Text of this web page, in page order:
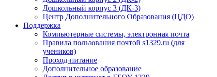
Дошкольный корпус 3 (ДК-3)
Центр Дополнительного Образования (ЦДО)
Поддержка
Компьютерные системы, электронная почта
Правила пользования почтой s1329.ru (для
учеников)
Проход-питание
Дополнительное образование